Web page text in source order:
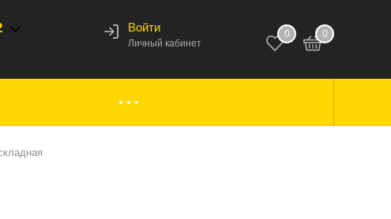
Войти
Личный кабинет
0 0